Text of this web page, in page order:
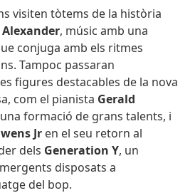
visiten tòtems de la història
, músic amb una
conjuga amb els ritmes
Tampoc passaran
figures destacables de la nova
com el pianista Gerald
formació de grans talents, i
Jr en el seu retorn al
dels Generation Y, un
disposats a
del bop.